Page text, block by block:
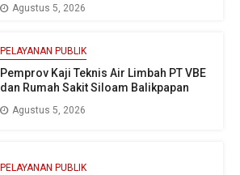
Agustus 5, 2026
PELAYANAN PUBLIK
Pemprov Kaji Teknis Air Limbah PT VBE
dan Rumah Sakit Siloam Balikpapan
Agustus 5, 2026
PELAYANAN PUBLIK